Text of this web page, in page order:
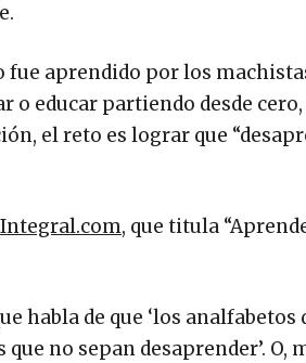
fue aprendido por los
educar partiendo desde
el reto es lograr que
, que titula
habla de que ‘los analfabetos
no sepan desaprender’. O,